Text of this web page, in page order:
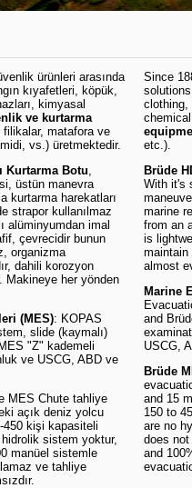
ürünleri arasında
kıyafetleri, köpük,
kimyasal
ve kurtarma
filikalar, matafora ve
vs.) üretmektedir.
Kurtarma Botu,
üstün manevra
kurtarma harekatları
strapor kullanılmaz
alüminyumdan imal
çevrecidir bunun
organizma
dahili korozyon
Makineye her yönden
(MES): KOPAS
slide (kaymalı)
"Z" kademeli
ve USCG, ABD ve
MES Chute tahliye
açık deniz yolcu
450 kişi kapasiteli
sistem yoktur,
manüel sistemle
ve tahliye
Since
clothing,
etc.).
Brüde
With it's
marine
from an
is
maintain
almost
Marine
and
USCG,
Brüde
and 15
150 to
are no
does
and